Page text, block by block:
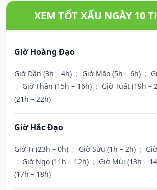
XEM TỐT XẤU NGÀY 10
Giờ Hoàng Đạo
Giờ Dần (3h – 4h) ; Giờ Mão (5h – 6h) ;
; Giờ Thân (15h – 16h) ; Giờ Tuất (19h –
(21h – 22h)
Giờ Hắc Đạo
Giờ Tí (23h – 0h) ; Giờ Sửu (1h – 2h) ;
; Giờ Ngọ (11h – 12h) ; Giờ Mùi (13h –
(17h – 18h)